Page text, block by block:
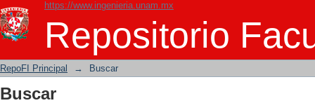
https://www.ingenieria.unam.mx
Repositorio
Buscar
RepoFI Principal → Buscar
Buscar